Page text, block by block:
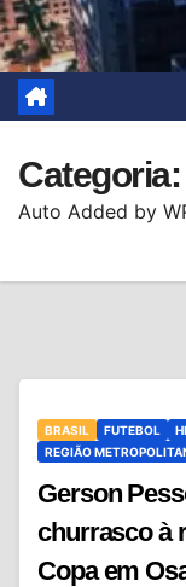
Categoria:
Auto Added by
BRASIL FUTEBOL
REGIÃO
Gerson
churrasco à
Copa em